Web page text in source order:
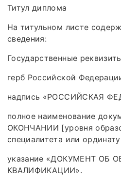
Титул диплома
На титульном листе
сведения:
Государственные
герб Российской
надпись «РОССИЙСКАЯ
полное наименование
ОКОНЧАНИИ [уровня
специалитета или
указание «ДОКУМЕНТ ОБ
КВАЛИФИКАЦИИ».